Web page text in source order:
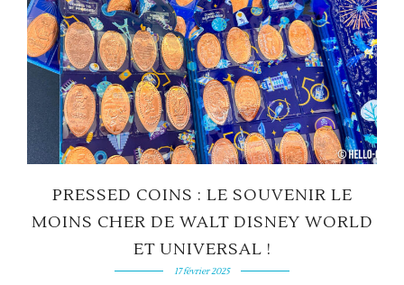
PRESSED COINS : LE SOUVENIR LE
MOINS CHER DE WALT DISNEY WORLD
ET UNIVERSAL !
17 février 2025